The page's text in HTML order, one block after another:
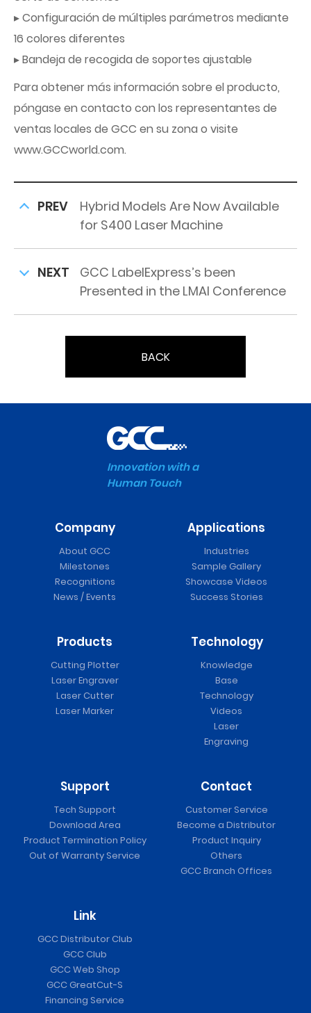
▸ Configuración de múltiples parámetros mediante
16 colores diferentes
▸ Bandeja de recogida de soportes ajustable
Para obtener más información sobre el producto,
póngase en contacto con los representantes de
ventas locales de GCC en su zona o visite
www.GCCworld.com.
PREV
Hybrid Models Are Now Available
for S400 Laser Machine
NEXT
GCC LabelExpress’s been
Presented in the LMAI Conference
BACK
Innovation with a
Human Touch
Company
About GCC
Milestones
Recognitions
News / Events
Applications
Industries
Sample Gallery
Showcase Videos
Success Stories
Products
Cutting Plotter
Laser Engraver
Laser Cutter
Laser Marker
Technology
Knowledge
Base
Technology
Videos
Laser
Engraving
Support
Tech Support
Download Area
Product Termination Policy
Out of Warranty Service
Contact
Customer Service
Become a Distributor
Product Inquiry
Others
GCC Branch Offices
Link
GCC Distributor Club
GCC Club
GCC Web Shop
GCC GreatCut-S
Financing Service